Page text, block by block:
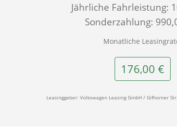
Jährliche Fahrleistung:
Sonderzahlung:
Monatliche
176,00 €
Leasinggeber: Volkswagen Leasing GmbH / Gifhorner